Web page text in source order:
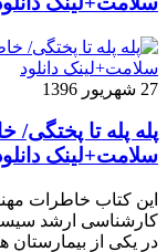
27 شهریور 1396
پله پله تا
سلامت+لینک
این کتاب خاطرات
کارشناسی ارشد
در یکی از بیمارستان